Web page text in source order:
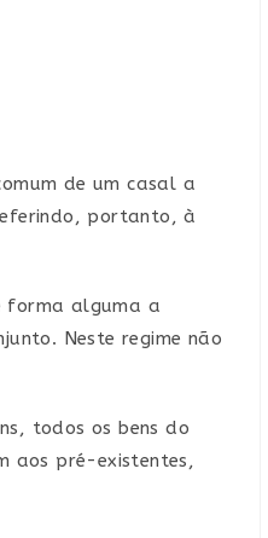
de um casal a
portanto, à
forma alguma a
Neste regime não
todos os bens do
aos pré-existentes,